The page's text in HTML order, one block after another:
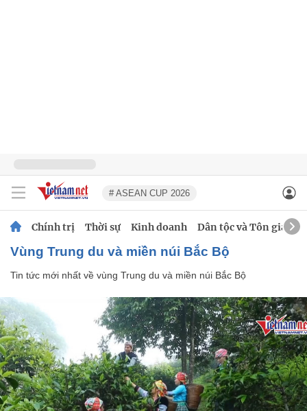
# ASEAN CUP 2026
Chính trị Thời sự Kinh doanh Dân tộc và Tôn giáo
vùng Trung du và miền núi Bắc Bộ
Tin tức mới nhất về vùng Trung du và miền núi Bắc Bộ